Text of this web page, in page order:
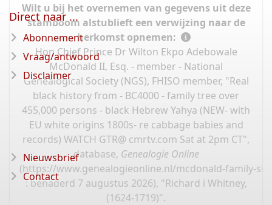
Wilt u bij het overnemen van gegevens uit deze
stamboom alstublieft een verwijzing naar de
herkomst opnemen:
Hon Chief Prince Dr Wilton Ekpo Adebowale
McDonald II, Esq. - member - National
Genealogical Society (NGS), FHISO member, "Real
black history from - BC4000 - family tree over
455,000 persons - black Hebrew Yahya (NEW- with
EU white origins 1800s- re cabbage babies and
records) WATCH GTR@ cmrtv.com Sat at 2pm CT",
database, Genealogie Online
(https://www.genealogieonline.nl/mcdonald-family-
: benaderd 7 augustus 2026), "Richard i Whitney,
(1624-1719)".
Direct naar ...
Abonnement
Vraag/antwoord
Disclaimer
Nieuwsbrief
Contact